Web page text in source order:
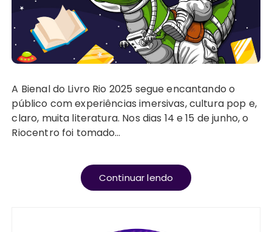
A Bienal do Livro Rio 2025 segue encantando o
público com experiências imersivas, cultura pop e,
claro, muita literatura. Nos dias 14 e 15 de junho, o
Riocentro foi tomado…
Continuar lendo